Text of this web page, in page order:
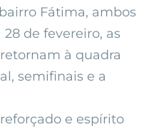
Fátima, ambos
de fevereiro, as
à quadra
semifinais e a
e espírito